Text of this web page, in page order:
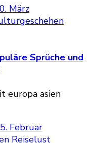
März
Sprüche und
Februar
Reiselust